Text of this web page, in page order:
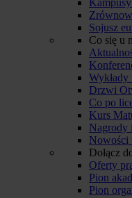
Sojusz
Co się u
Wykłady
Drzwi
Co po
Kurs
Nagrody
Nowości
Dołącz
Oferty
Pion
Pion